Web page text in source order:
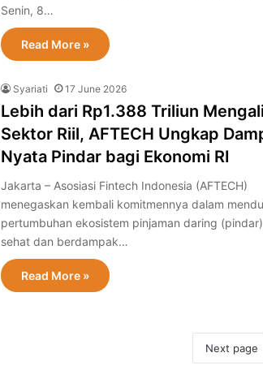
Senin, 8…
Read More »
Syariati 17 June 2026
Lebih dari Rp1.388 Triliun
Sektor Riil, AFTECH Ungkap
Nyata Pindar bagi Ekonomi RI
Jakarta – Asosiasi Fintech Indonesia (AFTECH)
menegaskan kembali komitmennya dalam
pertumbuhan ekosistem pinjaman daring
sehat dan berdampak…
Read More »
Next page